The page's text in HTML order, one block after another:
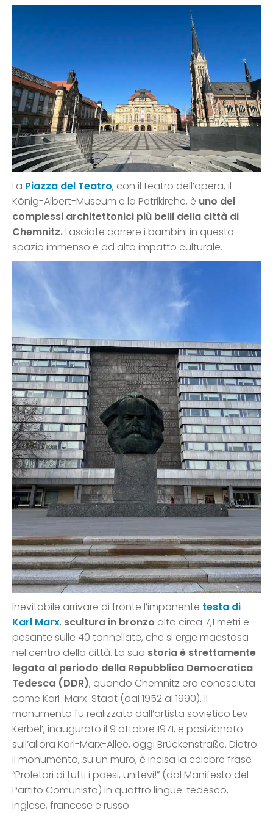
La Piazza del Teatro, con il teatro dell’opera, il
König-Albert-Museum e la Petrikirche, è uno dei
complessi architettonici più belli della città di
Chemnitz.Lasciate correre i bambini in questo
spazio immenso e ad alto impatto culturale.
Inevitabile arrivare di fronte l’imponente testa di
Karl Marx, scultura in bronzo alta circa 7,1 metri e
pesante sulle 40 tonnellate, che si erge maestosa
nel centro della città. La sua storia è strettamente
legata al periodo della Repubblica Democratica
Tedesca (DDR), quando Chemnitz era conosciuta
come Karl-Marx-Stadt (dal 1952 al 1990). Il
monumento fu realizzato dall’artista sovietico Lev
Kerbel’, inaugurato il 9 ottobre 1971, e posizionato
sull’allora Karl-Marx-Allee, oggi Brückenstraße. Dietro
il monumento, su un muro, è incisa la celebre frase
“Proletari di tutti i paesi, unitevi!” (dal Manifesto del
Partito Comunista) in quattro lingue: tedesco,
inglese, francese e russo.